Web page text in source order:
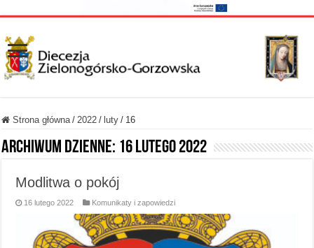
Strona główna / 2022 / luty / 16
Archiwum dzienne: 16 lutego 2022
Modlitwa o pokój
16 lutego 2022 Komunikaty i zapowiedzi